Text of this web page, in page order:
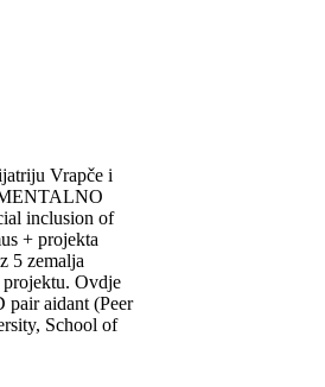
Vrapče i
MENTALNO
inclusion of
+ projekta
5 zemalja
projektu. Ovdje
pair aidant (Peer
School of